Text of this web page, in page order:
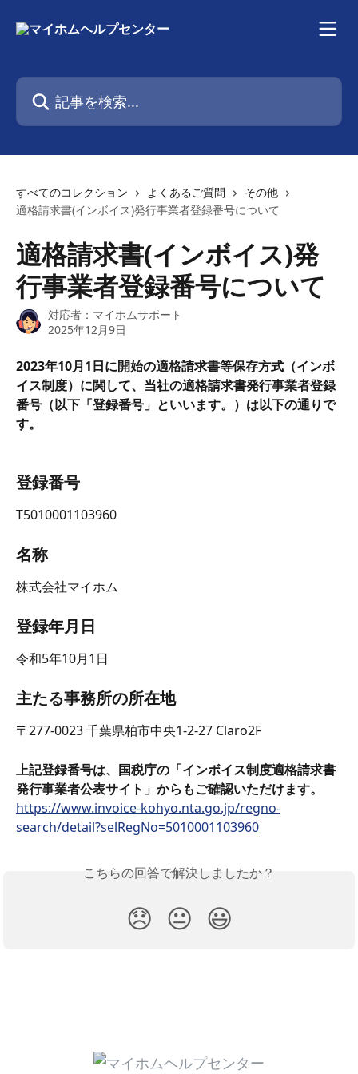
記事を検索...
すべてのコレクション よくあるご質問
その他
適格請求書(インボイス)発行事業者登録番号について
適格請求書(インボイス)発
行事業者登録番号について
対応者： マイホムサポート
2025年12月9日
2023年10月1日に開始の適格請求書等保存方式（インボ
イス制度）に関して、当社の適格請求書発行事業者登録
番号（以下「登録番号」といいます。）は以下の通りで
す。
登録番号
T5010001103960
名称
株式会社マイホム
登録年月日
令和5年10月1日
主たる事務所の所在地
〒277-0023 千葉県柏市中央1-2-27 Claro2F
上記登録番号は、国税庁の「インボイス制度適格請求書
発行事業者公表サイト」からもご確認いただけます。
https://www.invoice-kohyo.nta.go.jp/regno-
search/detail?selRegNo=5010001103960
こちらの回答で解決しましたか？
😞 😐 😃